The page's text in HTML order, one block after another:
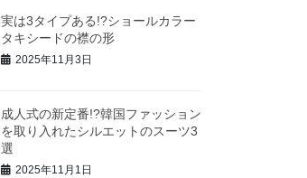
実は3タイプある!?ショールカラー
タキシードの襟の形
2025年11月3日
成人式の新定番!?韓国ファッション
を取り入れたシルエットのスーツ3
選
2025年11月1日